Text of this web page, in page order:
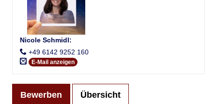
Nicole Schmidl:
+49 6142 9252 160
E-Mail anzeigen
Bewerben Übersicht